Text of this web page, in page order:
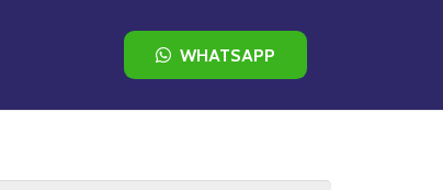
WHATSAPP